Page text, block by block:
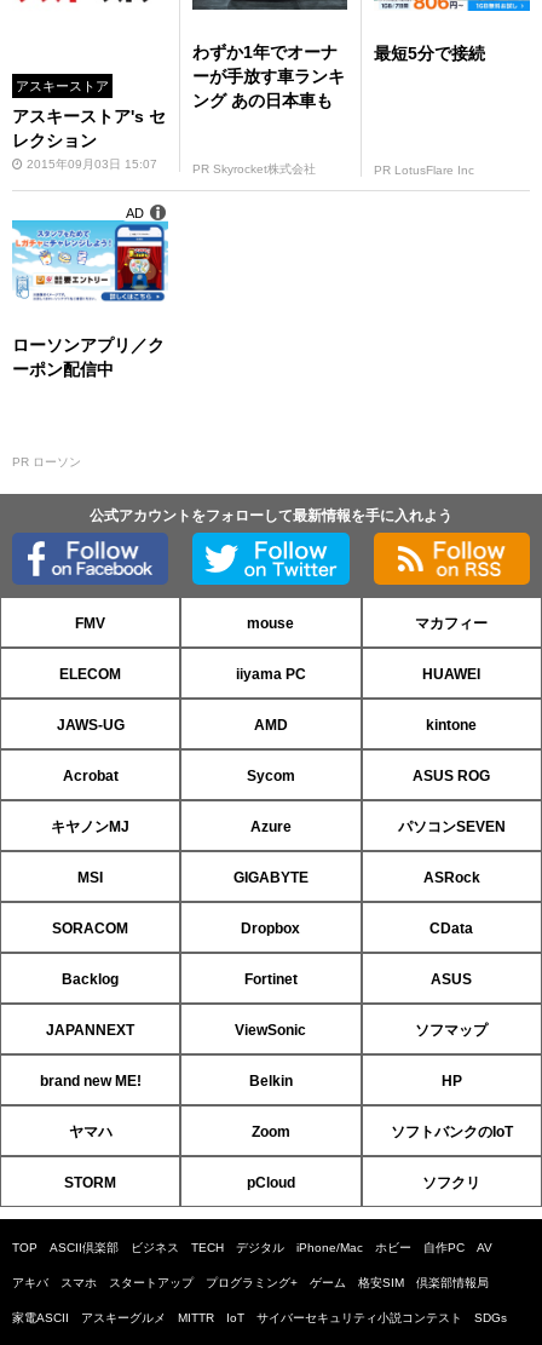
アスキーストア
アスキーストア's セ
レクション
2015年09月03日 15:07
わずか1年でオーナ
ーが手放す車ランキ
ング あの日本車も
PR Skyrocket株式会社
最短5分で接続
PR LotusFlare Inc
ローソンアプリ／ク
ーポン配信中
PR ローソン
AD
公式アカウントをフォローして最新情報を手に入れよう
FMV mouse マカフィー
ELECOM iiyama PC HUAWEI
JAWS-UG AMD kintone
Acrobat Sycom ASUS ROG
キヤノンMJ Azure パソコンSEVEN
MSI GIGABYTE ASRock
SORACOM Dropbox CData
Backlog Fortinet ASUS
JAPANNEXT ViewSonic ソフマップ
brand new ME! Belkin HP
ヤマハ Zoom ソフトバンクのIoT
STORM pCloud ソフクリ
TOP ASCII倶楽部 ビジネス TECH デジタル iPhone/Mac ホビー 自作PC AV
アキバ スマホ スタートアップ プログラミング+ ゲーム 格安SIM 倶楽部情報局
家電ASCII アスキーグルメ MITTR IoT サイバーセキュリティ小説コンテスト SDGs